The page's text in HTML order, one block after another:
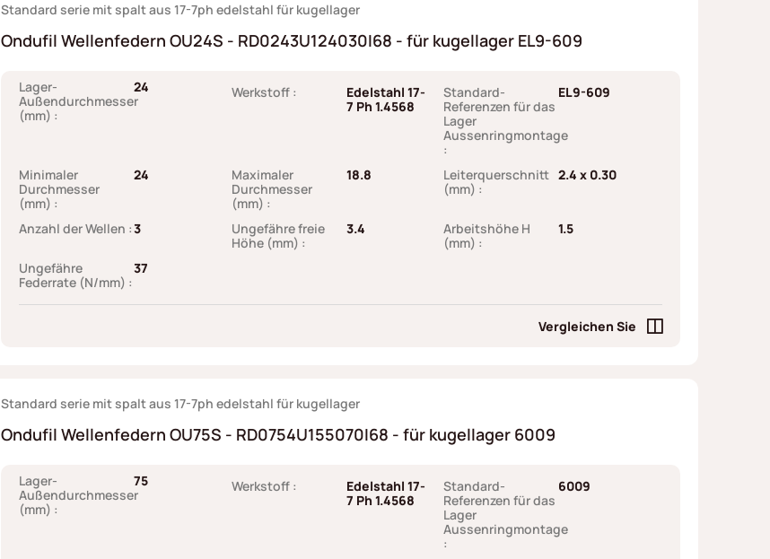
Standard serie mit spalt aus 17-7ph edelstahl für kugellager
Ondufil Wellenfedern OU24S - RD0243U124030I68 - für kugellager EL9-609
Lager-
Außendurchmesser
(mm) :
24 Werkstoff :
Edelstahl 17-
7 Ph 1.4568
Standard-
Referenzen für das
Lager
Aussenringmontage
:
EL9-609
Minimaler
Durchmesser
(mm) :
24
Maximaler
Durchmesser
(mm) :
18.8
Leiterquerschnitt
(mm) :
2.4 x 0.30
Anzahl der Wellen :3
Ungefähre freie
Höhe (mm) :
3.4
Arbeitshöhe H
(mm) :
1.5
Ungefähre
Federrate (N/mm) :
37
Vergleichen Sie
Standard serie mit spalt aus 17-7ph edelstahl für kugellager
Ondufil Wellenfedern OU75S - RD0754U155070I68 - für kugellager 6009
Lager-
Außendurchmesser
(mm) :
75 Werkstoff :
Edelstahl 17-
7 Ph 1.4568
Standard-
Referenzen für das
Lager
Aussenringmontage
:
6009